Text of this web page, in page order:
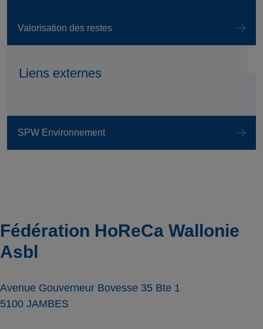
Valorisation des restes
Liens externes
SPW Environnement
Fédération HoReCa Wallonie
Asbl
Avenue Gouverneur Bovesse 35 Bte 1
5100 JAMBES